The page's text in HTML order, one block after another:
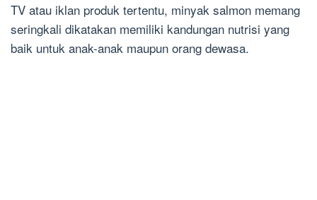
TV atau iklan produk tertentu, minyak salmon memang
seringkali dikatakan memiliki kandungan nutrisi yang
baik untuk anak-anak maupun orang dewasa.